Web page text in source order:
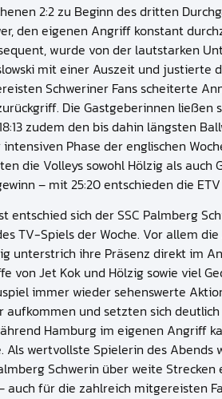
2:2 zu Beginn des dritten
den eigenen Angriff konstant
wurde von der lautstarken
mit einer Auszeit und justierte
Schweriner Fans scheiterte
Die Gastgeberinnen
zudem den bis dahin längsten
intensiven Phase der englischen
die Volleys sowohl Hölzig als
– mit 25:20 entschieden die
entschied sich der SSC Palmberg
TV-Spiels der Woche. Vor allem
unterstrich ihre Präsenz direkt im
von Jet Kok und Hölzig sowie viel
immer wieder sehenswerte
und setzten sich
Hamburg im eigenen Angriff
Als wertvollste Spielerin des
Schwerin über weite
auch für die zahlreich mitgereisten